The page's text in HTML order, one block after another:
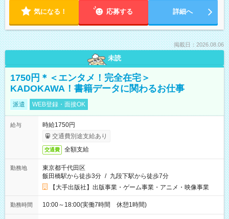
気になる！ 応募する 詳細へ
掲載日：2026.08.06
未読
1750円＊＜エンタメ！完全在宅＞
KADOKAWA！書籍データに関わるお仕事
派遣 WEB登録・面接OK
給与
時給1750円
交通費別途支給あり
交通費 全額支給
勤務地
東京都千代田区
飯田橋駅から徒歩3分 / 九段下駅から徒歩7分
【大手出版社】出版事業・ゲーム事業・アニメ・映像事業
勤務時間 10:00～18:00(実働7時間 休憩1時間)